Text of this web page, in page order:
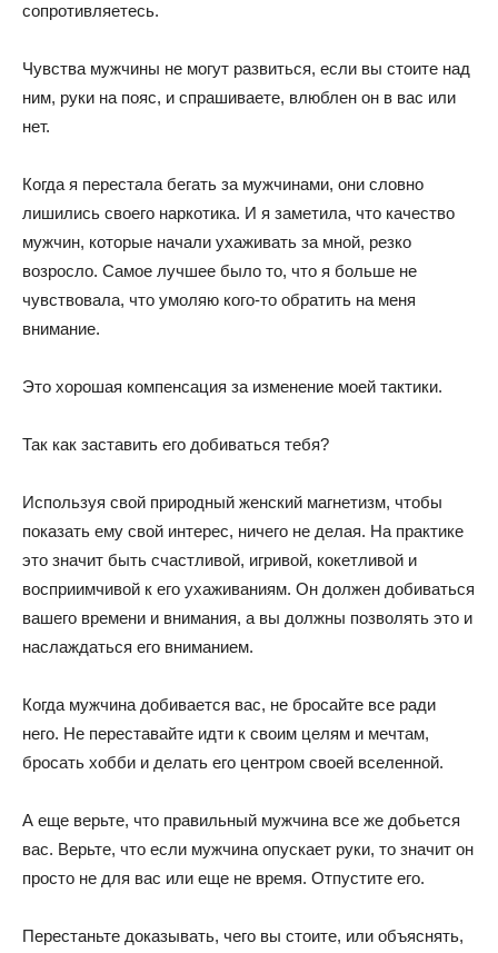
сопротивляетесь.
Чувства мужчины не могут развиться, если вы стоите над
ним, руки на пояс, и спрашиваете, влюблен он в вас или
нет.
Когда я перестала бегать за мужчинами, они словно
лишились своего наркотика. И я заметила, что качество
мужчин, которые начали ухаживать за мной, резко
возросло. Самое лучшее было то, что я больше не
чувствовала, что умоляю кого-то обратить на меня
внимание.
Это хорошая компенсация за изменение моей тактики.
Так как заставить его добиваться тебя?
Используя свой природный женский магнетизм, чтобы
показать ему свой интерес, ничего не делая. На практике
это значит быть счастливой, игривой, кокетливой и
восприимчивой к его ухаживаниям. Он должен добиваться
вашего времени и внимания, а вы должны позволять это и
наслаждаться его вниманием.
Когда мужчина добивается вас, не бросайте все ради
него. Не переставайте идти к своим целям и мечтам,
бросать хобби и делать его центром своей вселенной.
А еще верьте, что правильный мужчина все же добьется
вас. Верьте, что если мужчина опускает руки, то значит он
просто не для вас или еще не время. Отпустите его.
Перестаньте доказывать, чего вы стоите, или объяснять,